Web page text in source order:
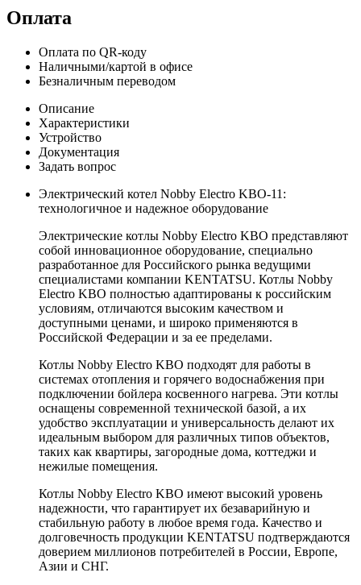
Оплата
Оплата по QR-коду
Наличными/картой в офисе
Безналичным переводом
Описание
Характеристики
Устройство
Документация
Задать вопрос
Электрический котел Nobby Electro KBO-11:
технологичное и надежное оборудование
Электрические котлы Nobby Electro KBO представляют
собой инновационное оборудование, специально
разработанное для Российского рынка ведущими
специалистами компании KENTATSU. Котлы Nobby
Electro KBO полностью адаптированы к российским
условиям, отличаются высоким качеством и
доступными ценами, и широко применяются в
Российской Федерации и за ее пределами.
Котлы Nobby Electro KBO подходят для работы в
системах отопления и горячего водоснабжения при
подключении бойлера косвенного нагрева. Эти котлы
оснащены современной технической базой, а их
удобство эксплуатации и универсальность делают их
идеальным выбором для различных типов объектов,
таких как квартиры, загородные дома, коттеджи и
нежилые помещения.
Котлы Nobby Electro KBO имеют высокий уровень
надежности, что гарантирует их безаварийную и
стабильную работу в любое время года. Качество и
долговечность продукции KENTATSU подтверждаются
доверием миллионов потребителей в России, Европе,
Азии и СНГ.